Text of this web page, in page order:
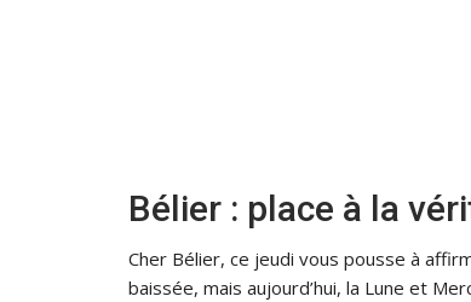
Bélier : place à la
Cher Bélier, ce jeudi vous pousse à
baissée, mais aujourd’hui, la Lune et